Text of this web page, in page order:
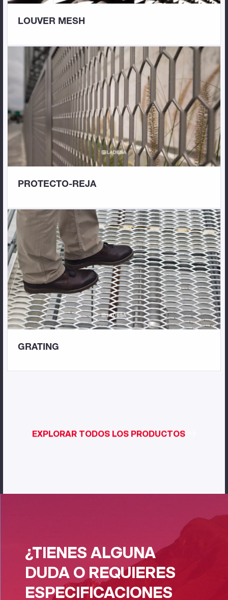
LOUVER MESH
PROTECTO-REJA
GRATING
EXPLORAR TODOS LOS PRODUCTOS
¿TIENES ALGUNA
DUDA O REQUIERES
ESPECIFICACIONES